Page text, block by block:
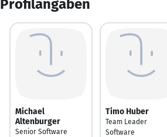
Profilangaben
Michael
Altenburger
Senior Software
Timo Huber
Team Leader
Software